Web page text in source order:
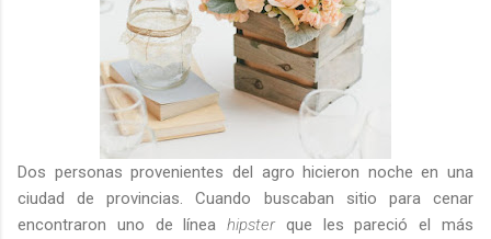
Dos personas provenientes del agro hicieron noche en una
ciudad de provincias. Cuando buscaban sitio para cenar
encontraron uno de líneahipsterque les pareció el más